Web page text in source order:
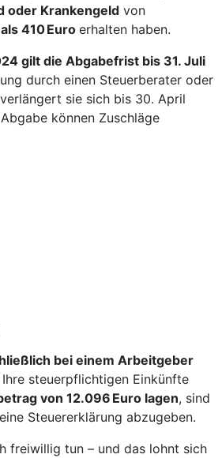
oder Krankengeld von
410 Euroerhalten haben.
gilt die Abgabefrist bis 31. Juli
durch einen Steuerberater oder
sie sich bis 30. April
können Zuschläge
bei einem Arbeitgeber
Ihre steuerpflichtigen Einkünfte
von 12.096 Euro lagen, sind
Steuererklärung abzugeben.
freiwillig tun – und das lohnt sich